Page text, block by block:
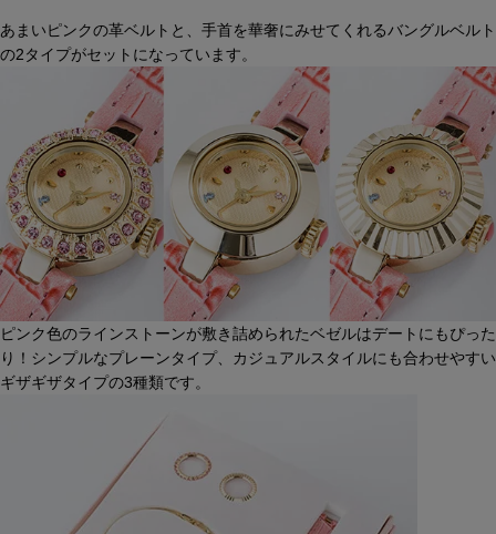
あまいピンクの革ベルトと、手首を華奢にみせてくれるバングルベルト
の2タイプがセットになっています。
ピンク色のラインストーンが敷き詰められたベゼルはデートにもぴった
り！シンプルなプレーンタイプ、カジュアルスタイルにも合わせやすい
ギザギザタイプの3種類です。